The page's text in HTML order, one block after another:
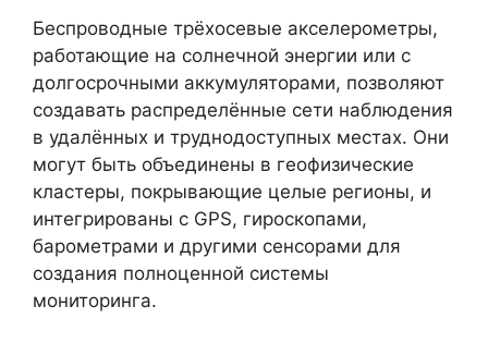
Беспроводные трёхосевые акселерометры,
работающие на солнечной энергии или с
долгосрочными аккумуляторами, позволяют
создавать распределённые сети наблюдения
в удалённых и труднодоступных местах. Они
могут быть объединены в геофизические
кластеры, покрывающие целые регионы, и
интегрированы с GPS, гироскопами,
барометрами и другими сенсорами для
создания полноценной системы
мониторинга.